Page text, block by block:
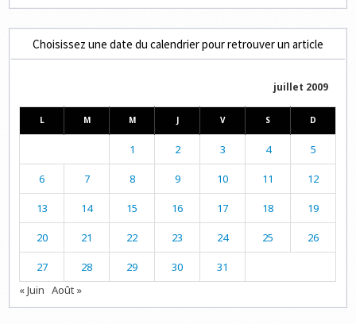
Choisissez une date du calendrier pour retrouver un article
juillet 2009
L M M J V S D
1 2 3 4 5
6 7 8 9 10 11 12
13 14 15 16 17 18 19
20 21 22 23 24 25 26
27 28 29 30
31
« Juin Août »